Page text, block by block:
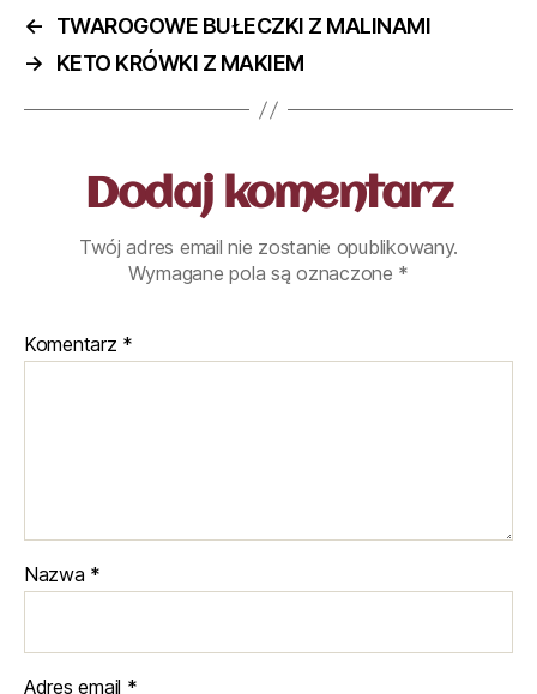
←
TWAROGOWE BUŁECZKI Z MALINAMI
→
KETO KRÓWKI Z MAKIEM
Dodaj komentarz
Twój adres email nie zostanie opublikowany.
Wymagane pola są oznaczone *
Komentarz *
Nazwa *
Adres email *